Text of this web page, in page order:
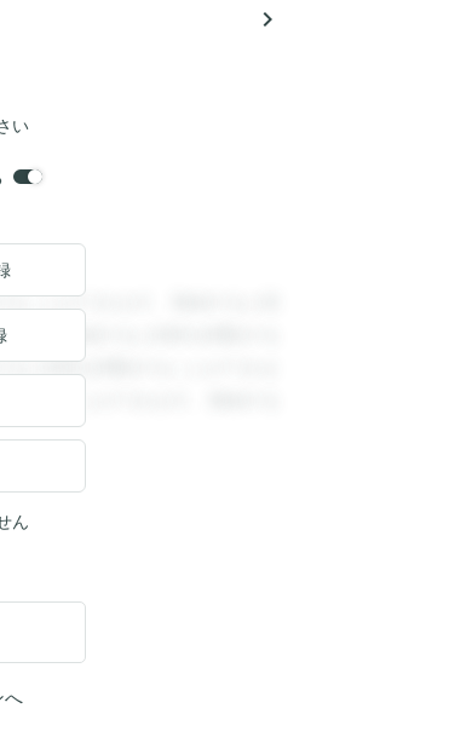
navigate_next
い
ことができます。登録すると回
す。登録すると回答を閲覧する
と回答を閲覧することができま
することができます。登録する
ん
へ